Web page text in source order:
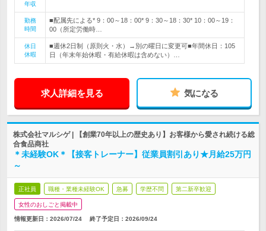
年収
勤務
時間
■配属先による* 9：00～18：00* 9：30～18：30* 10：00～19：
00（所定労働時…
休日
休暇
■週休2日制（原則火・水）→別の曜日に変更可■年間休日：105
日（年末年始休暇・有給休暇は含めない）…
求人詳細を見る 気になる
株式会社マルシゲ | 【創業70年以上の歴史あり】お客様から愛され続ける総
合食品商社
＊未経験OK＊【接客トレーナー】従業員割引あり★月給25万円
～
正社員 職種・業種未経験OK 急募 学歴不問 第二新卒歓迎
女性のおしごと掲載中
情報更新日：2026/07/24 終了予定日： 2026/09/24